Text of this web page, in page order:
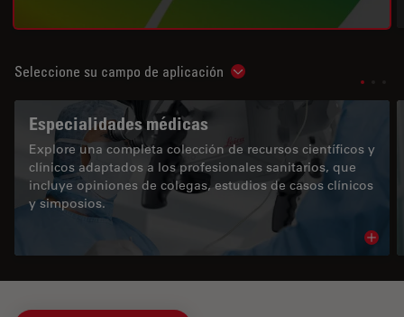
Seleccione su campo de aplicación Show subnavigation
Especialidades médicas
Explore una completa colección de recursos científicos y
clínicos adaptados a los profesionales sanitarios, que
incluye opiniones de colegas, estudios de casos clínicos
y simposios.